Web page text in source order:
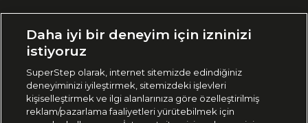
🇹🇷 Türkiye
444 37 36
Daha iyi bir deneyim için izninizi
istiyoruz
SuperStep olarak, internet sitemizde edindiğiniz
deneyiminizi iyileştirmek, sitemizdeki işlevleri
kişiselleştirmek ve ilgi alanlarınıza göre özelleştirilmiş
reklam/pazarlama faaliyetleri yürütebilmek için